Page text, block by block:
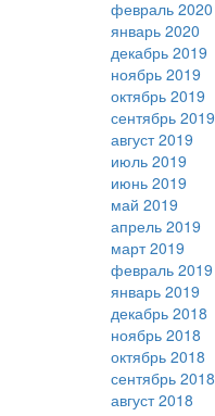
февраль 2020
январь 2020
декабрь 2019
ноябрь 2019
октябрь 2019
сентябрь 2019
август 2019
июль 2019
июнь 2019
май 2019
апрель 2019
март 2019
февраль 2019
январь 2019
декабрь 2018
ноябрь 2018
октябрь 2018
сентябрь 2018
август 2018